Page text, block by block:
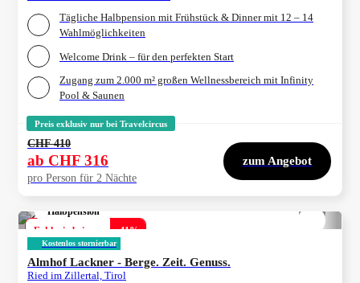
Tägliche Halbpension mit Frühstück & Dinner mit 12 – 14
Wahlmöglichkeiten
Welcome Drink – für den perfekten Start
Zugang zum 2.000 m² großen Wellnessbereich mit Infinity
Pool & Saunen
Preis exklusiv nur bei Travelcircus
CHF 410
ab CHF 316
pro Person für 2 Nächte
zum Angebot
Halbpension
Exklusiv bei uns
-41%
Kostenlos stornierbar
Almhof Lackner - Berge. Zeit. Genuss.
Ried im Zillertal, Tirol